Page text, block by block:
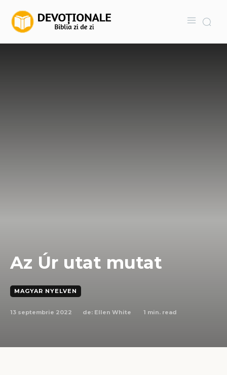
Az Úr utat mutat
MAGYAR NYELVEN
13 septembrie 2022 de: Ellen White 1 min. read